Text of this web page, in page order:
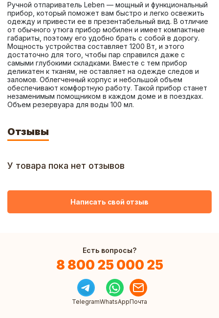
Ручной отпариватель Leben — мощный и функциональный
прибор, который поможет вам быстро и легко освежить
одежду и привести ее в презентабельный вид. В отличие
от обычного утюга прибор мобилен и имеет компактные
габариты, поэтому его удобно брать с собой в дорогу.
Мощность устройства составляет 1200 Вт, и этого
достаточно для того, чтобы пар справился даже с
самыми глубокими складками. Вместе с тем прибор
деликатен к тканям, не оставляет на одежде следов и
заломов. Облегченный корпус и небольшой объем
обеспечивают комфортную работу. Такой прибор станет
незаменимым помощником в каждом доме и в поездках.
Объем резервуара для воды 100 мл.
Отзывы
У товара пока нет отзывов
Написать свой отзыв
Есть вопросы?
8 800 25 000 25
TelegramWhatsAppПочта